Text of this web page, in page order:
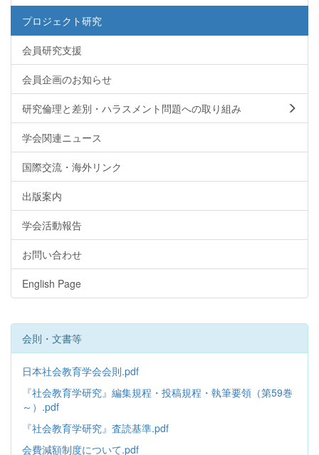
プロジェクト研究
会員研究支援
会員企画のお知らせ
研究倫理と差別・ハラスメント問題への取り組み
学会関連ニュース
国際交流・海外リンク
出版案内
学会活動報告
お問い合わせ
English Page
会則・文書等
日本社会教育学会会則.pdf
『社会教育学研究』編集規程・投稿規程・執筆要領（第59巻
～）.pdf
『社会教育学研究』査読基準.pdf
会費減額制度について.pdf